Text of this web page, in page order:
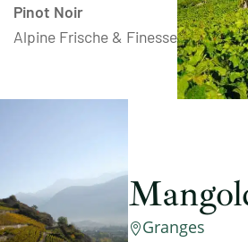
Pinot Noir
Alpine Frische & Finesse
Granges